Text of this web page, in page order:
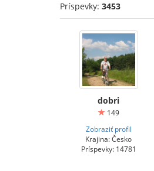
Príspevky: 3453
dobri
149
Zobraziť profil
Krajina: Česko
Príspevky: 14781